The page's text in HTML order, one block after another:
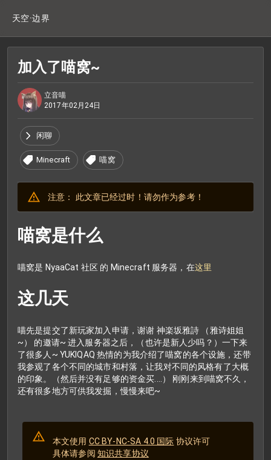
天空·边界
加入了喵窝~
立音喵
2017年02月24日
闲聊
Minecraft 喵窝
注意： 此文章已经过时！请勿作为参考！
喵窝是什么
喵窝是 NyaaCat 社区 的 Minecraft 服务器，在这里
这几天
喵先是提交了新玩家加入申请，谢谢 神楽坂雅詩 （雅诗姐姐
~） 的邀请~ 进入服务器之后，（也许是新人少吗？）一下来
了很多人~ YUKIQAQ 热情的为我介绍了喵窝的各个设施，还带
我参观了各个不同的城市和村落，让我对不同的风格有了大概
的印象。（然后并没有足够的资金买....） 刚刚来到喵窝不久，
还有很多地方可供我发掘，慢慢来吧~
本文使用 CC BY-NC-SA 4.0 国际 协议许可
具体请参阅 知识共享协议